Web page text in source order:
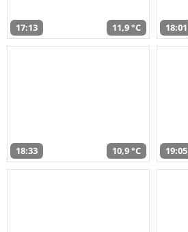
17:13 11,9 °C 18:01
18:33 10,9 °C 19:05